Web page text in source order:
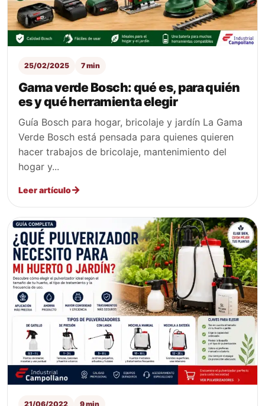
25/02/2025 7 min
Gama verde Bosch: qué es, para quién
es y qué herramienta elegir
Guía Bosch para hogar, bricolaje y jardín La Gama
Verde Bosch está pensada para quienes quieren
hacer trabajos de bricolaje, mantenimiento del
hogar y...
Leer artículo
21/06/2022 9 min